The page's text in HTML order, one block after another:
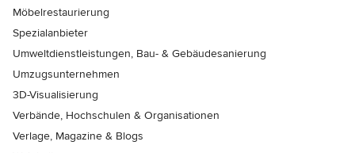
Möbelrestaurierung
Spezialanbieter
Umweltdienstleistungen, Bau- & Gebäudesanierung
Umzugsunternehmen
3D-Visualisierung
Verbände, Hochschulen & Organisationen
Verlage, Magazine & Blogs